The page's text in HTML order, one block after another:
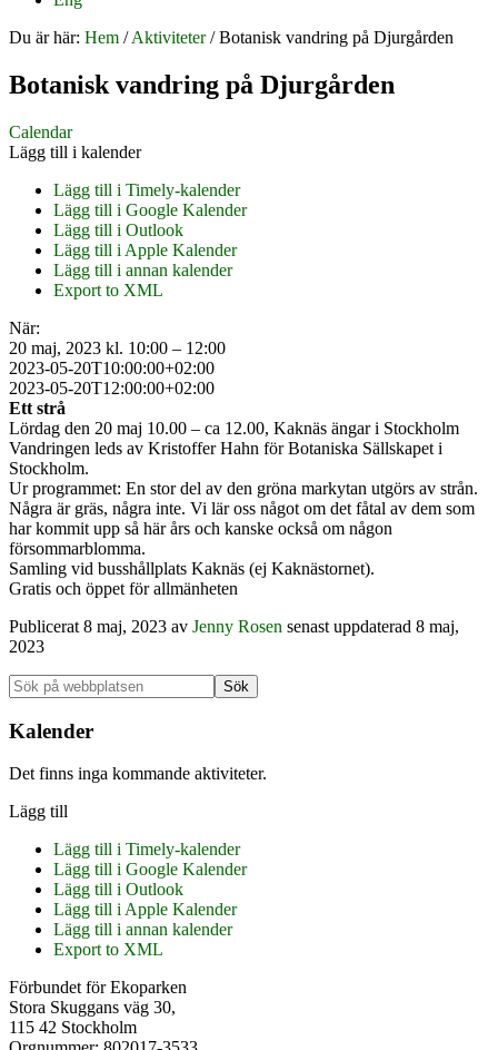
Du är här: Hem / Aktiviteter /Botanisk vandring på Djurgården
Botanisk vandring på Djurgården
Calendar
Lägg till i kalender
Lägg till i Timely-kalender
Lägg till i Google Kalender
Lägg till i Outlook
Lägg till i Apple Kalender
Lägg till i annan kalender
Export to XML
När:
20 maj, 2023 kl. 10:00 – 12:00
2023-05-20T10:00:00+02:00
2023-05-20T12:00:00+02:00
Ett strå
Lördag den 20 maj 10.00 – ca 12.00, Kaknäs ängar i Stockholm
Vandringen leds av Kristoffer Hahn för Botaniska Sällskapet i
Stockholm.
Ur programmet: En stor del av den gröna markytan utgörs av strån.
Några är gräs, några inte. Vi lär oss något om det fåtal av dem som
har kommit upp så här års och kanske också om någon
försommarblomma.
Samling vid busshållplats Kaknäs (ej Kaknästornet).
Gratis och öppet för allmänheten
Publicerat 8 maj, 2023 av Jenny Rosen senast uppdaterad 8 maj,
2023
Primärt
sidofält
Sök
på
webbplatsen
Kalender
Det finns inga kommande aktiviteter.
Lägg till
Lägg till i Timely-kalender
Lägg till i Google Kalender
Lägg till i Outlook
Lägg till i Apple Kalender
Lägg till i annan kalender
Export to XML
Footer
Förbundet för Ekoparken
Stora Skuggans väg 30,
115 42 Stockholm